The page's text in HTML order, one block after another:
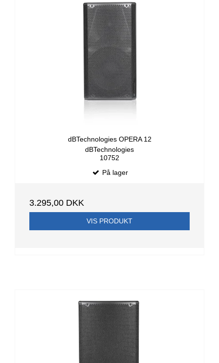
dBTechnologies OPERA 12
dBTechnologies
10752
På lager
3.295,00 DKK
VIS PRODUKT